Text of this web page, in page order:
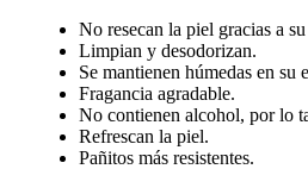
No resecan la piel gracias a
Limpian y desodorizan.
Se mantienen húmedas en su
Fragancia agradable.
No contienen alcohol, por lo
Refrescan la piel.
Pañitos más resistentes.